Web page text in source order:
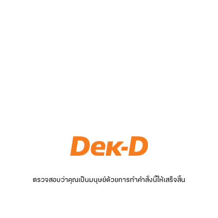
ตรวจสอบว่าคุณเป็นมนุษย์ด้วยการทำคำสั่งนี้ให้เสร็จสิ้น